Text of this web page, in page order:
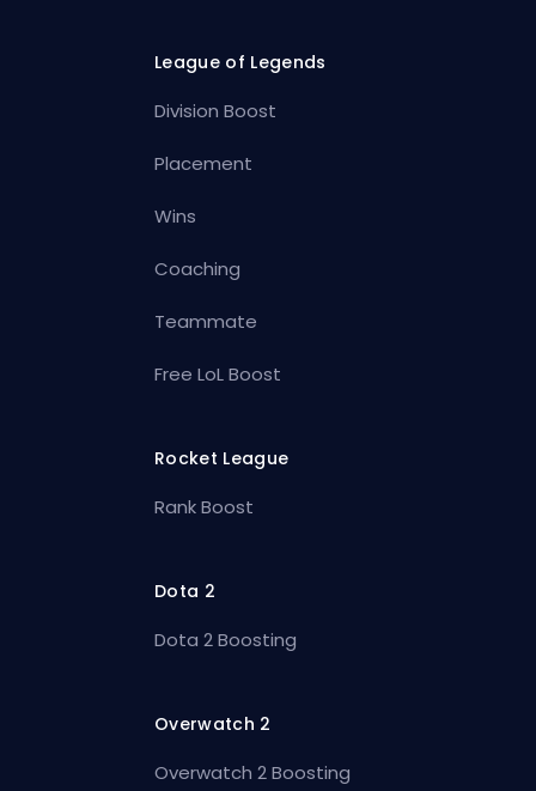
League of Legends
Division Boost
Placement
Wins
Coaching
Teammate
Free LoL Boost
Rocket League
Rank Boost
Dota 2
Dota 2 Boosting
Overwatch 2
Overwatch 2 Boosting